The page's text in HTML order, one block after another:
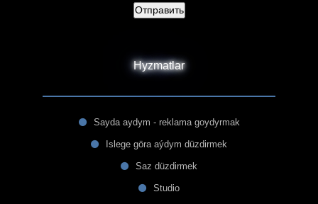
Отправить
Hyzmatlar
Sayda aydym - reklama goydyrmak
Islege göra aýdym düzdirmek
Saz düzdirmek
Studio